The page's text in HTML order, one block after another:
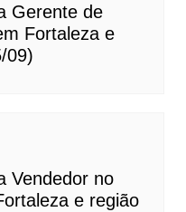
Gerente de
Fortaleza e
09)
Vendedor no
e região